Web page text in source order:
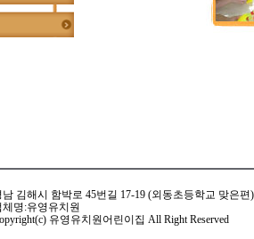
남 김해시 함박로 45번길 17-19 (외동초등학교 맞은
체명:유영유치원
유영유치원어린이집 All Right Reserved